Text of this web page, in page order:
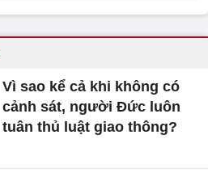
Vì sao kể cả khi không có
cảnh sát, người Đức luôn
tuân thủ luật giao thông?